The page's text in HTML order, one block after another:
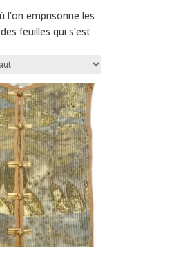
l’on emprisonne les
feuilles qui s’est